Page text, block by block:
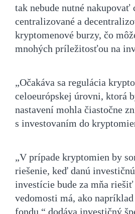
tak nebude nutné nakupovať
centralizované a
kryptomenové burzy, čo
mnohých príležitosťou na
„Očakáva sa regulácia
celoeurópskej úrovni, ktorá
nastavení mohla čiastočne
s investovaním do
„V prípade kryptomien by
riešenie, keď danú
investície bude za mňa
vedomosti má, ako
fondu,“ dodáva investičný